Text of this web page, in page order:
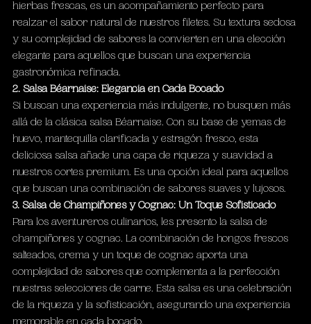
hierbas frescas, es un acompañamiento perfecto para
realzar el sabor natural de nuestros filetes. Su textura sedosa
y su complejidad de sabores la convierten en una elección
elegante para aquellos que buscan una experiencia
gastronómica refinada.
2. Salsa Béarnaise: Elegancia en Cada Bocado
Si buscan una experiencia más indulgente, no busquen más
allá de la clásica salsa Béarnaise. Con su base de yemas de
huevo, mantequilla clarificada y estragón fresco, esta
deliciosa salsa añade una capa de riqueza y suavidad a
nuestros cortes premium. Es una opción ideal para aquellos
que buscan una combinación de sabores suaves y lujosos.
3. Salsa de Champiñones y Cognac: Un Toque Sofisticado
Para los aventureros culinarios, les presento la salsa de
champiñones y cognac. La combinación de hongos frescos
salteados, crema y un toque de cognac aporta una
complejidad de sabores que complementa a la perfección
nuestras selecciones de carne. Esta salsa es una celebración
de la riqueza y la sofisticación, asegurando una experiencia